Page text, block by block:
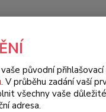
& electro parts)
původní přihlašovací
. V průběhu zadání vaší
všechny vaše
adresa.